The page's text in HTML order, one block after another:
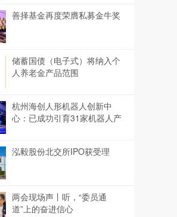
善择基金再度荣膺私募金牛奖
储蓄国债（电子式）将纳入个
人养老金产品范围
杭州海创人形机器人创新中
心：已成功引育31家机器人产
泓毅股份北交所IPO获受理
两会现场声丨听，“委员通
道”上的奋进信心